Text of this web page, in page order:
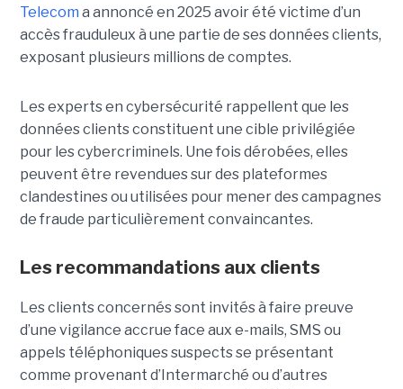
Telecom a annoncé en 2025 avoir été victime d’un
accès frauduleux à une partie de ses données clients,
exposant plusieurs millions de comptes.
Les experts en cybersécurité rappellent que les
données clients constituent une cible privilégiée
pour les cybercriminels. Une fois dérobées, elles
peuvent être revendues sur des plateformes
clandestines ou utilisées pour mener des campagnes
de fraude particulièrement convaincantes.
Les recommandations aux clients
Les clients concernés sont invités à faire preuve
d’une vigilance accrue face aux e-mails, SMS ou
appels téléphoniques suspects se présentant
comme provenant d’Intermarché ou d’autres